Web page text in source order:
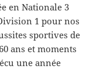
en Nationale 3
1 pour nos
sportives de
ans et moments
une année